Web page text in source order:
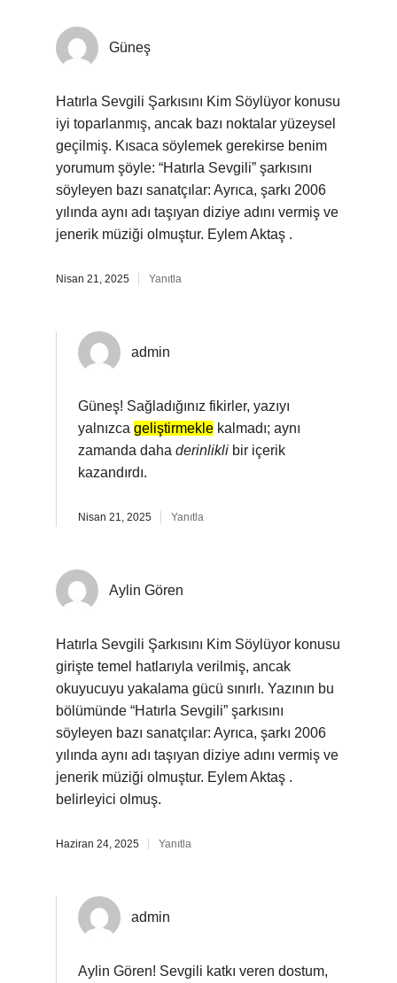
Güneş
Hatırla Sevgili Şarkısını Kim Söylüyor konusu
iyi toparlanmış, ancak bazı noktalar yüzeysel
geçilmiş. Kısaca söylemek gerekirse benim
yorumum şöyle: “Hatırla Sevgili” şarkısını
söyleyen bazı sanatçılar: Ayrıca, şarkı 2006
yılında aynı adı taşıyan diziye adını vermiş ve
jenerik müziği olmuştur. Eylem Aktaş .
Nisan 21, 2025 Yanıtla
admin
Güneş! Sağladığınız fikirler, yazıyı
yalnızca geliştirmekle kalmadı; aynı
zamanda daha derinlikli bir içerik
kazandırdı.
Nisan 21, 2025 Yanıtla
Aylin Gören
Hatırla Sevgili Şarkısını Kim Söylüyor konusu
girişte temel hatlarıyla verilmiş, ancak
okuyucuyu yakalama gücü sınırlı. Yazının bu
bölümünde “Hatırla Sevgili” şarkısını
söyleyen bazı sanatçılar: Ayrıca, şarkı 2006
yılında aynı adı taşıyan diziye adını vermiş ve
jenerik müziği olmuştur. Eylem Aktaş .
belirleyici olmuş.
Haziran 24, 2025 Yanıtla
admin
Aylin Gören! Sevgili katkı veren dostum,